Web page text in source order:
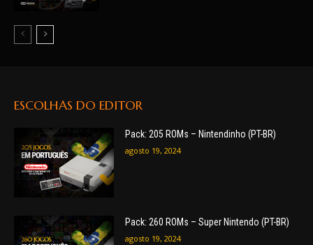
ESCOLHAS DO EDITOR
Pack: 205 ROMs – Nintendinho (PT-BR)
agosto 19, 2024
Pack: 260 ROMs – Super Nintendo (PT-BR)
agosto 19, 2024